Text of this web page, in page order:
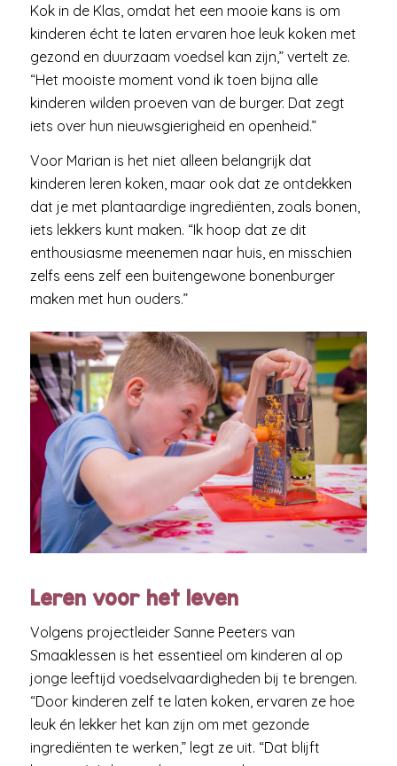
Kok in de Klas, omdat het een mooie kans is om
kinderen écht te laten ervaren hoe leuk koken met
gezond en duurzaam voedsel kan zijn,” vertelt ze.
“Het mooiste moment vond ik toen bijna alle
kinderen wilden proeven van de burger. Dat zegt
iets over hun nieuwsgierigheid en openheid.”
Voor Marian is het niet alleen belangrijk dat
kinderen leren koken, maar ook dat ze ontdekken
dat je met plantaardige ingrediënten, zoals bonen,
iets lekkers kunt maken. “Ik hoop dat ze dit
enthousiasme meenemen naar huis, en misschien
zelfs eens zelf een buitengewone bonenburger
maken met hun ouders.”
Leren voor het leven
Volgens projectleider Sanne Peeters van
Smaaklessen is het essentieel om kinderen al op
jonge leeftijd voedselvaardigheden bij te brengen.
“Door kinderen zelf te laten koken, ervaren ze hoe
leuk én lekker het kan zijn om met gezonde
ingrediënten te werken,” legt ze uit. “Dat blijft